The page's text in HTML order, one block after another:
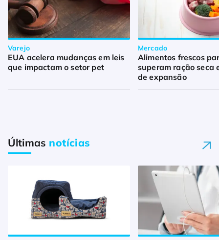
Varejo
EUA acelera mudanças em leis
que impactam o setor pet
Mercado
Alimentos frescos
superam ração seca
de expansão
Últimas notícias